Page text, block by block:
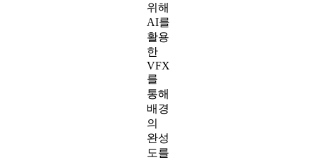
위해
AI를
활용
한
VFX
를
통해
배경
의
완성
도를